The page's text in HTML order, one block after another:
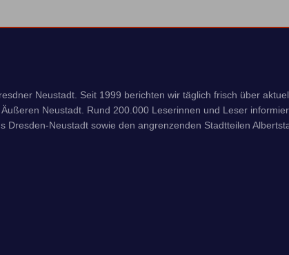
Neustadt. Seit 1999 berichten wir täglich frisch über
Neustadt. Rund 200.000 Leserinnen und Leser
Dresden-Neustadt sowie den angrenzenden Stadtteilen